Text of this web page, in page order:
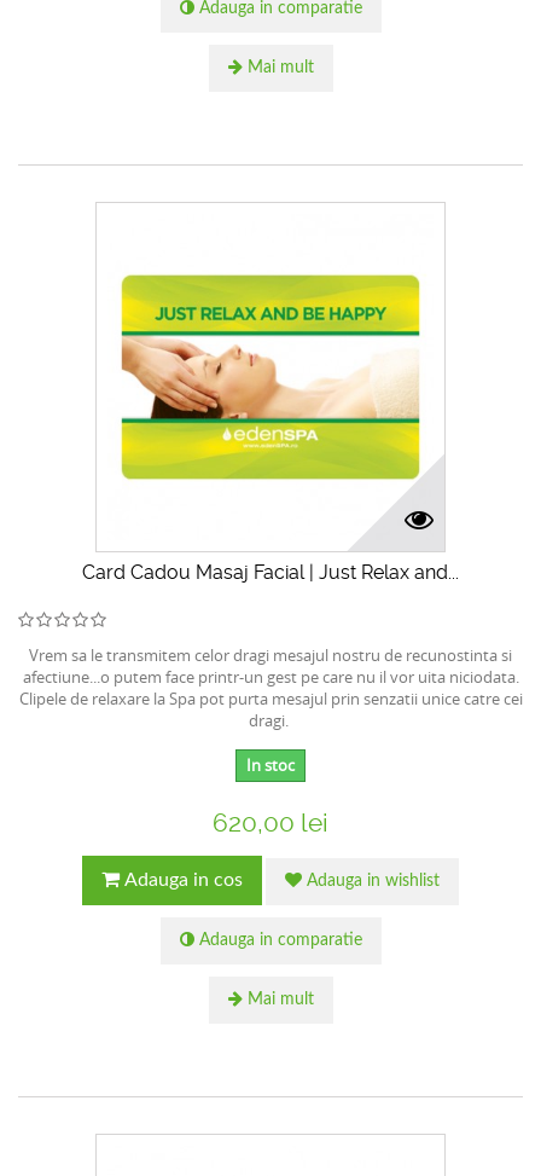
Adauga in comparatie
Mai mult
Card Cadou Masaj Facial | Just Relax and...
Vrem sa le transmitem celor dragi mesajul nostru de recunostinta si
afectiune...o putem face printr-un gest pe care nu il vor uita niciodata.
Clipele de relaxare la Spa pot purta mesajul prin senzatii unice catre cei
dragi.
In stoc
620,00 lei
Adauga in cos Adauga in wishlist
Adauga in comparatie
Mai mult